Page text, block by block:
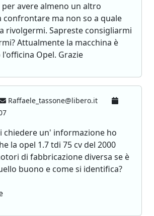
avere almeno un altro
confrontare ma non so a quale
rivolgermi. Sapreste consigliarmi
Attualmente la macchina è
Opel. Grazie
Raffaele_tassone@libero.it
chiedere un' informazione ho
la opel 1.7 tdi 75 cv del 2000
di fabbricazione diversa se è
buono e come si identifica?